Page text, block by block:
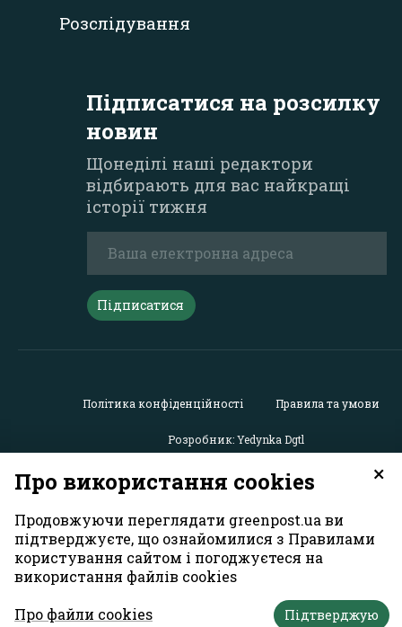
Розслідування
Підписатися на розсилку
новин
Щонеділі наші редактори
відбирають для вас найкращі
історії тижня
Підписатися
Політика конфіденційності Правила та умови
Розробник: Yedynka Dgtl
використовуватися іншими користувачами
обов’язковим активним гіперпосиланням на
https://greenpost.ua, розміщеним у першому абзаці
Також активне гіперпосилання на сайтgreenpost.ua
разі використання частини матеріалу.
зміст рекламних матеріалів несе рекламодавець.
авторів матеріалів може не збігатися з позицією
×
Про використання cookies
Продовжуючи переглядати greenpost.ua ви
підтверджуєте, що ознайомилися з Правилами
користування сайтом і погоджуєтеся на
використання файлів cookies
Про файли cookies
Підтверджую